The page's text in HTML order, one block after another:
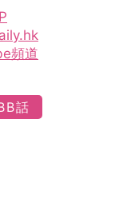
頻道
話